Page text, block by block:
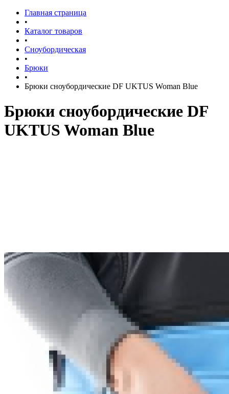
Главная страница
•
Каталог товаров
•
Сноубордическая
•
Брюки
•
Брюки сноубордические DF UKTUS Woman Blue
Брюки сноубордические DF
UKTUS Woman Blue